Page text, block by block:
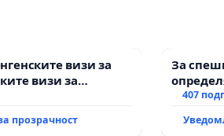
визи за
визи за
прозрачност
За
и407